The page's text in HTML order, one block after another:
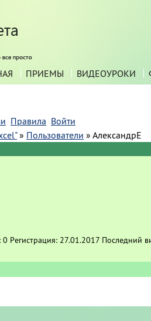
ПРИЕМЫ ВИДЕОУРОКИ
Правила Войти
» Пользователи » АлександрЕ
0 Регистрация: 27.01.2017 Последний